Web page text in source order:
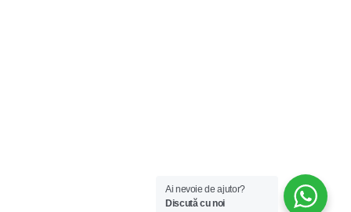
Ai nevoie de ajutor?
Discută cu noi